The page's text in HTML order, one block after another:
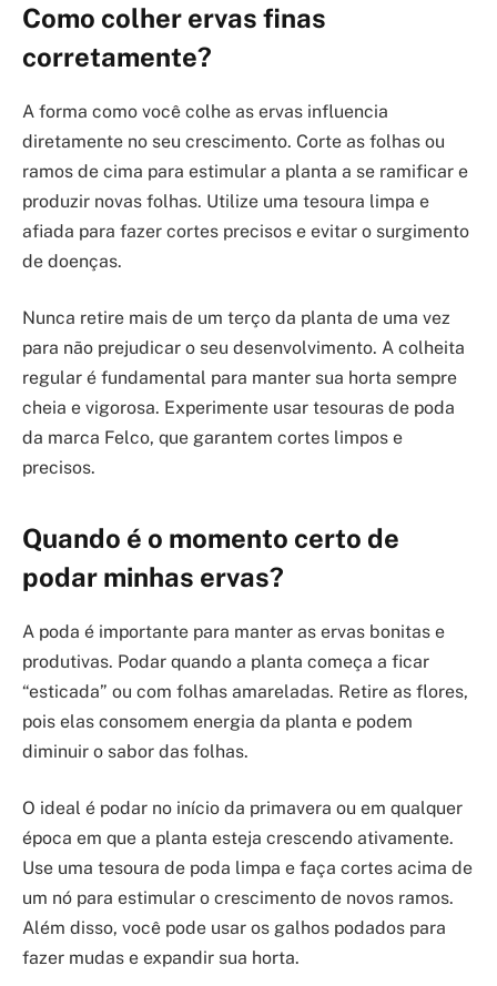
Como colher ervas finas
corretamente?
A forma como você colhe as ervas influencia
diretamente no seu crescimento. Corte as folhas ou
ramos de cima para estimular a planta a se ramificar e
produzir novas folhas. Utilize uma tesoura limpa e
afiada para fazer cortes precisos e evitar o surgimento
de doenças.
Nunca retire mais de um terço da planta de uma vez
para não prejudicar o seu desenvolvimento. A colheita
regular é fundamental para manter sua horta sempre
cheia e vigorosa. Experimente usar tesouras de poda
da marca Felco, que garantem cortes limpos e
precisos.
Quando é o momento certo de
podar minhas ervas?
A poda é importante para manter as ervas bonitas e
produtivas. Podar quando a planta começa a ficar
“esticada” ou com folhas amareladas. Retire as flores,
pois elas consomem energia da planta e podem
diminuir o sabor das folhas.
O ideal é podar no início da primavera ou em qualquer
época em que a planta esteja crescendo ativamente.
Use uma tesoura de poda limpa e faça cortes acima de
um nó para estimular o crescimento de novos ramos.
Além disso, você pode usar os galhos podados para
fazer mudas e expandir sua horta.